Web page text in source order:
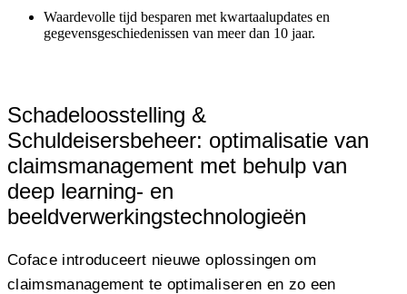
Waardevolle tijd besparen met kwartaalupdates en
gegevensgeschiedenissen van meer dan 10 jaar.
Schadeloosstelling &
Schuldeisersbeheer: optimalisatie van
claimsmanagement met behulp van
deep learning- en
beeldverwerkingstechnologieën
Coface introduceert nieuwe oplossingen om
claimsmanagement te optimaliseren en zo een